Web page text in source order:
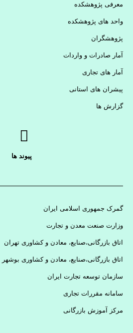
معرفی پژوهشکده
واحد های پژوهشکده
پژوهشگران
آمار صادرات و واردات
آمار های تجاری
پیشران های استانی
گزارش ها
پیوند ها
گمرک جمهوری اسلامی ایران
وزارت صنعت معدن و تجارت
اتاق بازرگانی،صنایع، معادن و کشاوری تهران
اتاق بازرگانی،صنایع، معادن و کشاوری بوشهر
سازمان توسعه تجارت ایران
سامانه مقررات تجاری
مرکز آموزش بازرگانی